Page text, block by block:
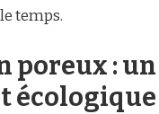
temps.
poreux :
écologique